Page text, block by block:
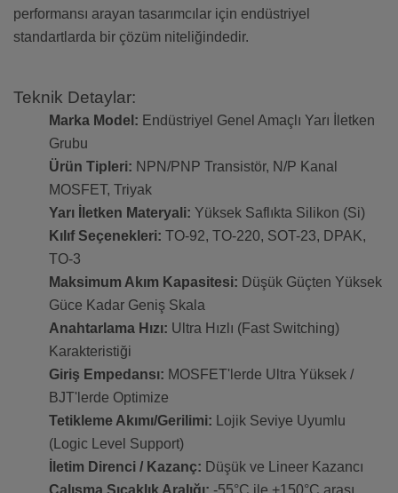
performansı arayan tasarımcılar için endüstriyel
standartlarda bir çözüm niteliğindedir.
Teknik Detaylar:
Marka Model: Endüstriyel Genel Amaçlı Yarı İletken
Grubu
Ürün Tipleri: NPN/PNP Transistör, N/P Kanal
MOSFET, Triyak
Yarı İletken Materyali: Yüksek Saflıkta Silikon (Si)
Kılıf Seçenekleri: TO-92, TO-220, SOT-23, DPAK,
TO-3
Maksimum Akım Kapasitesi: Düşük Güçten Yüksek
Güce Kadar Geniş Skala
Anahtarlama Hızı: Ultra Hızlı (Fast Switching)
Karakteristiği
Giriş Empedansı: MOSFET'lerde Ultra Yüksek /
BJT'lerde Optimize
Tetikleme Akımı/Gerilimi: Lojik Seviye Uyumlu
(Logic Level Support)
İletim Direnci / Kazanç: Düşük ve Lineer Kazancı
Çalışma Sıcaklık Aralığı: -55°C ile +150°C arası